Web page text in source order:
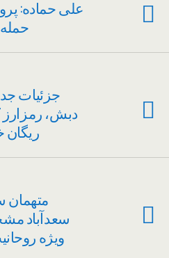
علی حماده:
جزئیات
دبش، رمزارز
ریگان
سعدآباد
ویژه